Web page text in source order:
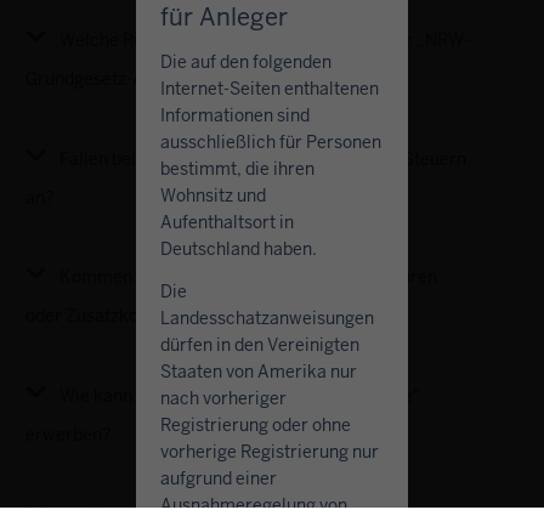
Grundgesetz-Anleihe“ ein?
Fallen bei der „NRW-Grundgesetz-Anleihe“ Steuern
oder Zusatzkosten auf mich zu?
Wie kann ich die „NRW-Grundgesetz-Anleihe"
Wo finde ich die rechtliche Dokumentation zu der
für Anleger
Die auf den folgenden
Internet-Seiten enthaltenen
Informationen sind
ausschließlich für Personen
bestimmt, die ihren
Wohnsitz und
Aufenthaltsort in
Deutschland haben.
Die
Landesschatzanweisungen
dürfen in den Vereinigten
Staaten von Amerika nur
nach vorheriger
Registrierung oder ohne
vorherige Registrierung nur
aufgrund einer
Ausnahmeregelung von